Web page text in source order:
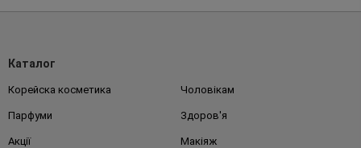
Каталог
Корейска косметика Чоловікам
Парфуми Здоров'я
Акції Макіяж